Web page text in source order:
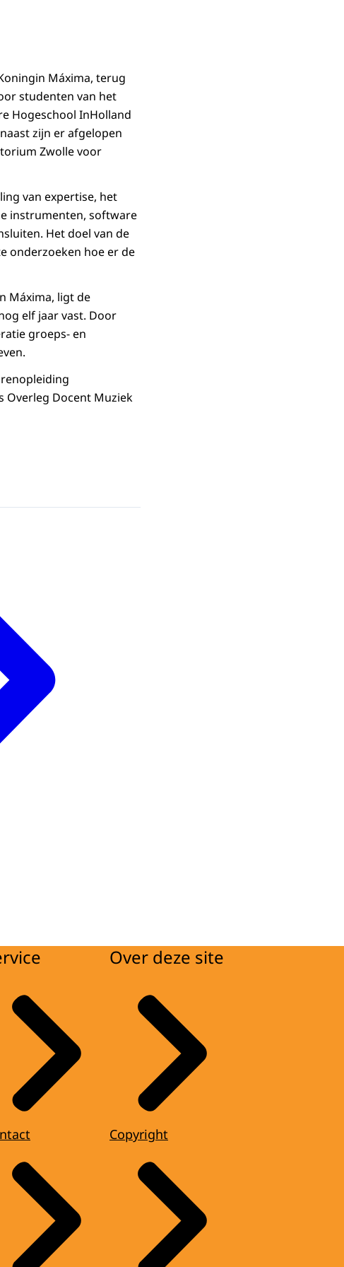
Máxima, terug
studenten van het
Hogeschool InHolland
zijn er afgelopen
Zwolle voor
van expertise, het
instrumenten, software
Het doel van de
onderzoeken hoe er de
Máxima, ligt de
elf jaar vast. Door
groeps- en
Overleg Docent Muziek
Over deze site
Copyright